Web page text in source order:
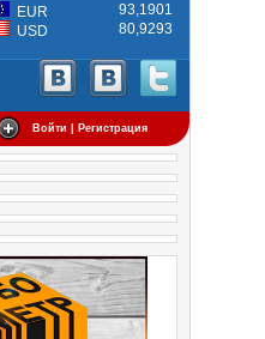
EUR
93,1901
USD
80,9293
Войти | Регистрация